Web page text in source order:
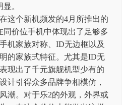
。
这个新机频发的4月所推出的
同价位手机中体现出了足够多
机家族对称、ID无边框以及
的家族式特征。尤其是ID无
现出了千元旗舰机型少有的
计引得众多品牌争相模仿，
潮。对于乐2的外观，外界或